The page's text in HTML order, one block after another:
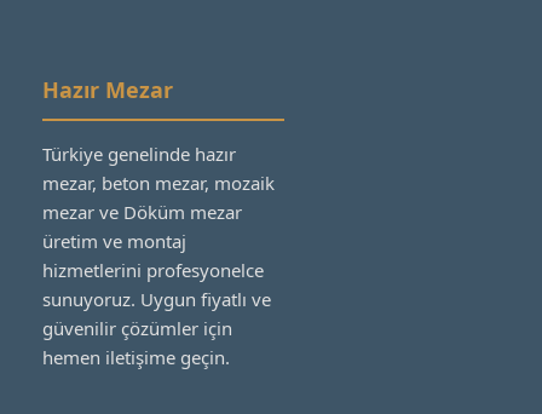
Hazır Mezar
Türkiye genelinde hazır
mezar, beton mezar, mozaik
mezar ve Döküm mezar
üretim ve montaj
hizmetlerini profesyonelce
sunuyoruz. Uygun fiyatlı ve
güvenilir çözümler için
hemen iletişime geçin.